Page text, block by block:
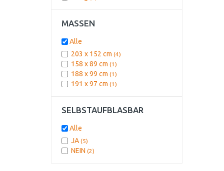
MASSEN
Alle
203 x 152 cm (4)
158 x 89 cm (1)
188 x 99 cm (1)
191 x 97 cm (1)
SELBSTAUFBLASBAR
Alle
JA (5)
NEIN (2)